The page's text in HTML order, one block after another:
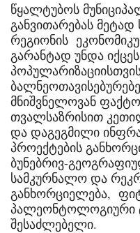
წყალტუბოს
განვითარებას მეტად
რეგიონის
გარანტად უნდა
მნიშვნელოვან
თვალსაზრისით
და დაგეგმილი
პროექტების
ბუნებრივ-
სამკურნალო და
განხორციელება,
პალეონტოლოგიური
შესაძლებელი.